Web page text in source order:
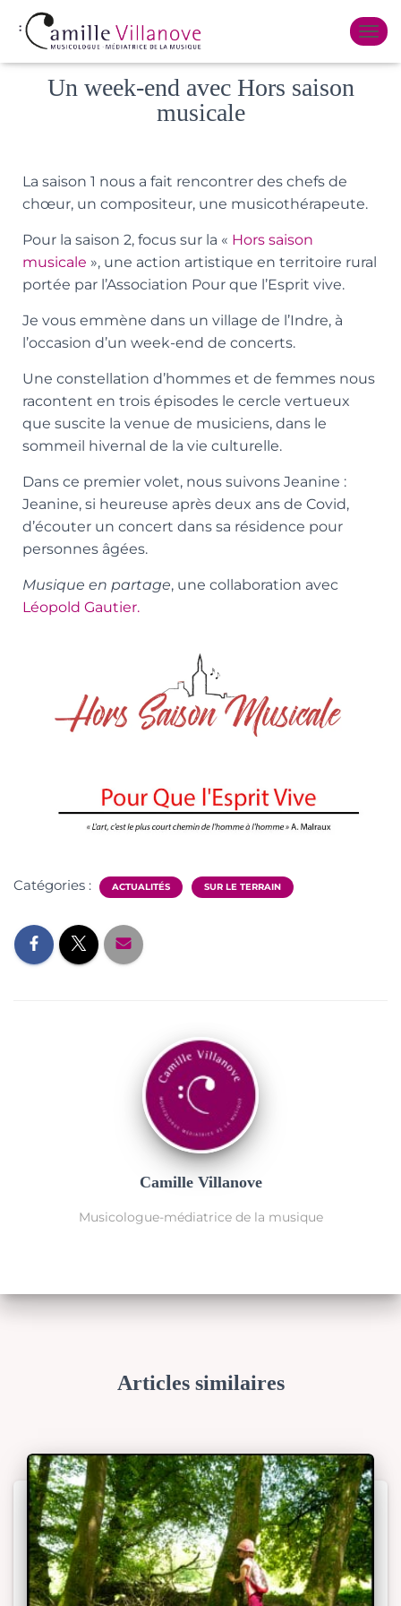
Published byCamille Villanoveon
Un week-end avec Hors saison
musicale
La saison 1 nous a fait rencontrer des chefs de
chœur, un compositeur, une musicothérapeute.
Pour la saison 2, focus sur la « Hors saison
musicale », une action artistique en territoire rural
portée par l’Association Pour que l’Esprit vive.
Je vous emmène dans un village de l’Indre, à
l’occasion d’un week-end de concerts.
Une constellation d’hommes et de femmes nous
racontent en trois épisodes le cercle vertueux
que suscite la venue de musiciens, dans le
sommeil hivernal de la vie culturelle.
Dans ce premier volet, nous suivons Jeanine :
Jeanine, si heureuse après deux ans de Covid,
d’écouter un concert dans sa résidence pour
personnes âgées.
Musique en partage, une collaboration avec
Léopold Gautier.
Catégories : ACTUALITÉS SUR LE TERRAIN
Camille Villanove
Musicologue-médiatrice de la musique
Articles similaires